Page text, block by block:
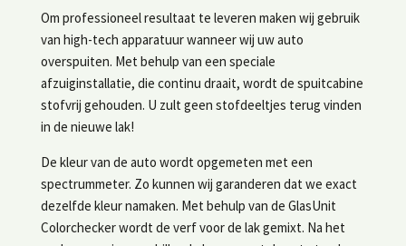
Om professioneel resultaat te leveren maken wij gebruik
van high-tech apparatuur wanneer wij uw auto
overspuiten. Met behulp van een speciale
afzuiginstallatie, die continu draait, wordt de spuitcabine
stofvrij gehouden. U zult geen stofdeeltjes terug vinden
in de nieuwe lak!
De kleur van de auto wordt opgemeten met een
spectrummeter. Zo kunnen wij garanderen dat we exact
dezelfde kleur namaken. Met behulp van de GlasUnit
Colorchecker wordt de verf voor de lak gemixt. Na het